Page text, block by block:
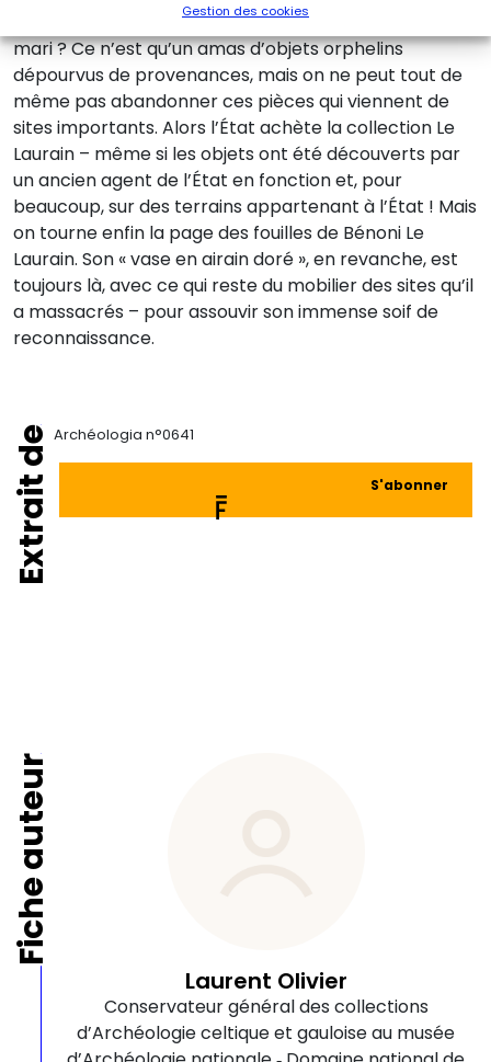
Gestion des cookies
acheter la collection archéologique de son défunt
mari ? Ce n’est qu’un amas d’objets orphelins
dépourvus de provenances, mais on ne peut tout de
même pas abandonner ces pièces qui viennent de
sites importants. Alors l’État achète la collection Le
Laurain – même si les objets ont été découverts par
un ancien agent de l’État en fonction et, pour
beaucoup, sur des terrains appartenant à l’État ! Mais
on tourne enfin la page des fouilles de Bénoni Le
Laurain. Son « vase en airain doré », en revanche, est
toujours là, avec ce qui reste du mobilier des sites qu’il
a massacrés – pour assouvir son immense soif de
reconnaissance.
Extrait de Archéologia n°0641
S'abonner
Fiche auteur
Laurent Olivier
Conservateur général des collections
d’Archéologie celtique et gauloise au musée